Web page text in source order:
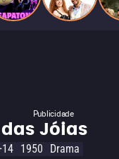
Publicidade
Jóias
1950
Drama